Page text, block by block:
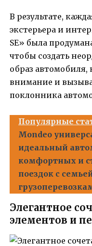
В результате,
экстерьера и
SE» была
чтобы создать
образ
внимание и
поклонника
Популярные
Mondeo
идеальный
комфортных и
поездок с
Элегантное
элементов и